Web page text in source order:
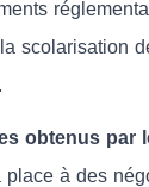
scolarisation
obtenus par
place à des